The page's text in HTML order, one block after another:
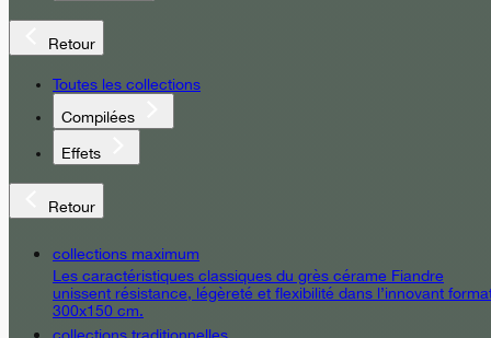
Retour
Toutes les collections
Compilées
Effets
Retour
collections maximum
Les caractéristiques classiques du grès cérame Fiandre
unissent résistance, légèreté et flexibilité dans l’innovant
300x150 cm.